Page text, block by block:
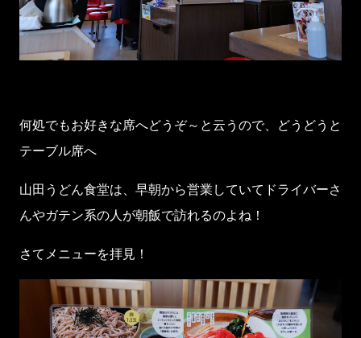
何処でもお好きな席へどうぞ～と云うので、どうどうと
テーブル席へ
山田うどん食堂は、早朝から営業していてドライバーさ
んやガテン系の人が朝飯で訪れるのよね！
さてメニューを拝見！